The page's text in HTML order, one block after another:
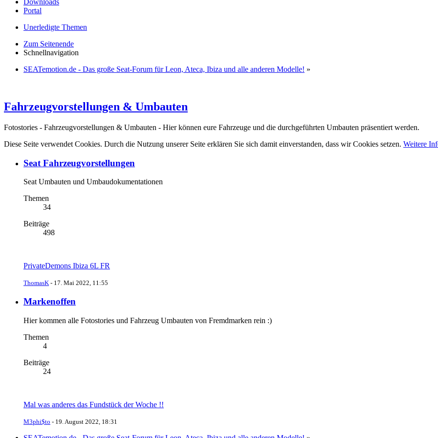
Downloads
Portal
Unerledigte Themen
Zum Seitenende
Schnellnavigation
SEATemotion.de - Das große Seat-Forum für Leon, Ateca, Ibiza und alle anderen Modelle! »
Fahrzeugvorstellungen & Umbauten
Fotostories - Fahrzeugvorstellungen & Umbauten - Hier können eure Fahrzeuge und die durchgeführten Umbauten präsentiert werden.
Diese Seite verwendet Cookies. Durch die Nutzung unserer Seite erklären Sie sich damit einverstanden, dass wir Cookies setzen. Weitere
Seat Fahrzeugvorstellungen
Seat Umbauten und Umbaudokumentationen
Themen
34
Beiträge
498
PrivateDemons Ibiza 6L FR
ThomasK - 17. Mai 2022, 11:55
Markenoffen
Hier kommen alle Fotostories und Fahrzeug Umbauten von Fremdmarken rein :)
Themen
4
Beiträge
24
Mal was anderes das Fundstück der Woche !!
M3phi$to - 19. August 2022, 18:31